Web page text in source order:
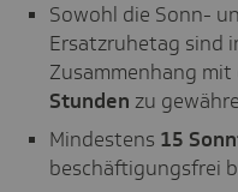
Sowohl die Sonn-
Ersatzruhetag sind
Zusammenhang mit
Stunden zu
Mindestens 15
beschäftigungsfrei